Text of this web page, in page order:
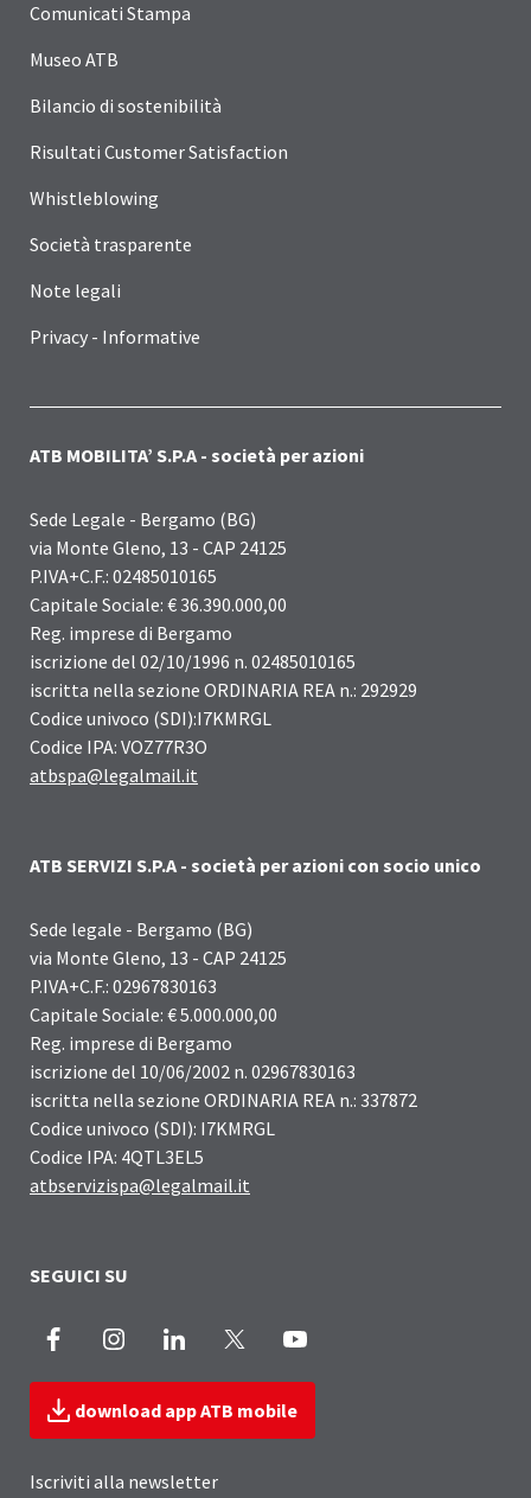
Comunicati Stampa
Museo ATB
Bilancio di sostenibilità
Risultati Customer Satisfaction
Whistleblowing
Società trasparente
Note legali
Privacy - Informative
ATB MOBILITA’ S.P.A - società per azioni
Sede Legale - Bergamo (BG)
via Monte Gleno, 13 - CAP 24125
P.IVA+C.F.: 02485010165
Capitale Sociale: € 36.390.000,00
Reg. imprese di Bergamo
iscrizione del 02/10/1996 n. 02485010165
iscritta nella sezione ORDINARIA REA n.: 292929
Codice univoco (SDI):I7KMRGL
Codice IPA: VOZ77R3O
atbspa@legalmail.it
ATB SERVIZI S.P.A - società per azioni con socio unico
Sede legale - Bergamo (BG)
via Monte Gleno, 13 - CAP 24125
P.IVA+C.F.: 02967830163
Capitale Sociale: € 5.000.000,00
Reg. imprese di Bergamo
iscrizione del 10/06/2002 n. 02967830163
iscritta nella sezione ORDINARIA REA n.: 337872
Codice univoco (SDI): I7KMRGL
Codice IPA: 4QTL3EL5
atbservizispa@legalmail.it
SEGUICI SU
Facebook InstagramLinkedIn
download app ATB mobile
Iscriviti alla newsletter